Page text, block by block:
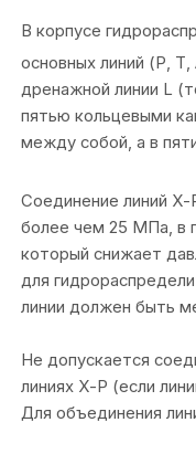
В корпусе
основных линий (Р,
дренажной линии L
пятью кольцевыми
между собой, а в
Соединение линий Х-
более чем 25 МПа, в
который снижает
для
линии должен быть
Не допускается
линиях Х-Р (если
Для объединения